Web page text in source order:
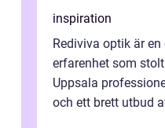
inspiration
Rediviva optik är
erfarenhet som
Uppsala
och ett brett utbud